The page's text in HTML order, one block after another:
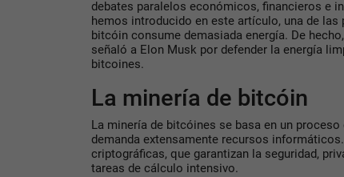
debates paralelos económicos, financieros e
hemos introducido en este artículo, una de
bitcóin consume demasiada energía. De
señaló a Elon Musk por defender la energía
bitcoines.
La minería de bitcóin
La minería de bitcóines se basa en un
demanda extensamente recursos
criptográficas, que garantizan la seguridad,
tareas de cálculo intensivo.